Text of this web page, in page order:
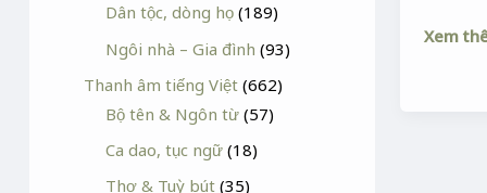
Dân tộc, dòng họ (189)
Ngôi nhà – Gia đình (93)
Thanh âm tiếng Việt (662)
Bộ tên & Ngôn từ (57)
Ca dao, tục ngữ (18)
Thơ & Tuỳ bút (35)
Xem